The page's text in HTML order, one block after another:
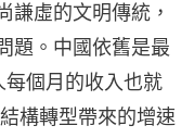
謙虛的文明傳統，
題。中國依舊是最
個月的收入也就
構轉型帶來的增速